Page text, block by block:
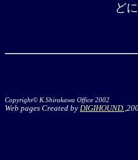
ど
Copyright© K.Shirakawa Office 2002
Web pages Created by DIGIHOUND.,